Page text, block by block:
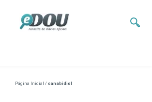
Página Inicial / canabidiol